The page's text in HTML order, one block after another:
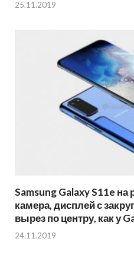
25.11.2019
Samsung Galaxy S11e на
камера, дисплей с
вырез по центру, как у
24.11.2019